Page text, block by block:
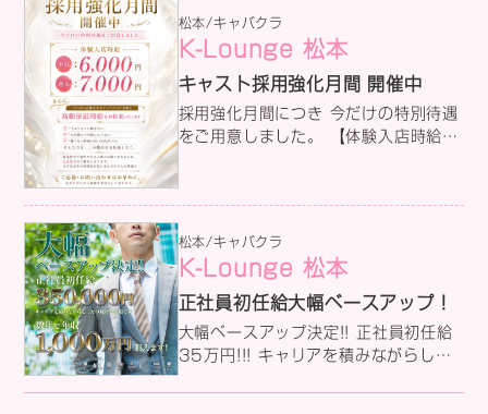
松本/キャバクラ
K-Lounge 松本
キャスト採用強化月間 開催中
採用強化月間につき 今だけの特別待遇
をご用意しました。 【体験入店時給】
た方限定』 高額保証時給をお約束いた
します。 「今よりもっと稼ぎたい」
「お店選びで失敗したくない」 「働く
なら待遇の良いお店がいい」 そんな方
は、この機会をお見逃しなく。 好条件
め、先着順でのご案内となります。 ま
ずはお店の雰囲気を見に来るだけでも
松本/キャバクラ
K-Lounge 松本
正社員初任給大幅ベースアップ！
大幅ベースアップ決定!! 正社員初任給
35万円!!! キャリアを積みながらしっ
かり稼げる環境です 数年で年収